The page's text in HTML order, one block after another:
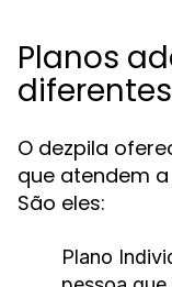
Planos
O dezpila
que atendem
São eles:
Plano